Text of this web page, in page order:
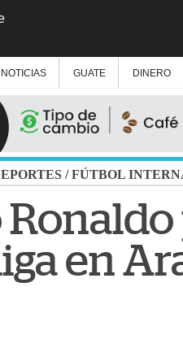
NOTICIAS GUATE DINERO
/FÚTBOL
en